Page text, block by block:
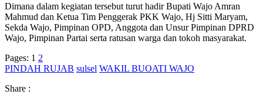
Dimana dalam kegiatan tersebut turut hadir Bupati Wajo Amran
Mahmud dan Ketua Tim Penggerak PKK Wajo, Hj Sitti Maryam,
Sekda Wajo, Pimpinan OPD, Anggota dan Unsur Pimpinan DPRD
Wajo, Pimpinan Partai serta ratusan warga dan tokoh masyarakat.
Pages: 1 2
PINDAH RUJAB sulsel WAKIL BUOATI WAJO
Share :